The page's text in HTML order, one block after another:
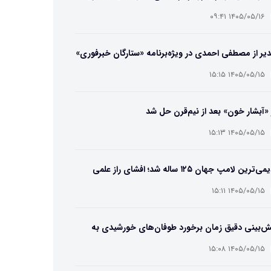
و انتخاب بهترین مدل
۱۴۰۵/۰۵/۱۶ ۰۹:۴۱
از مصطفی احمدی در ویژه‌برنامه «ستارگان خبرفوری»
۱۴۰۵/۰۵/۱۵ ۱۵:۱۵
«آبشار خون» بعد از نیم‌قرن حل شد
۱۴۰۵/۰۵/۱۵ ۱۵:۱۳
قدیمی‌ترین لامپ جهان ۱۲۵ ساله شد؛ افشای راز علمی
لامپ سنتنیال
۱۴۰۵/۰۵/۱۵ ۱۵:۱۱
دقیق زمان برخورد طوفان‌های خورشیدی به
ممکن شد
۱۴۰۵/۰۵/۱۵ ۱۵:۰۸